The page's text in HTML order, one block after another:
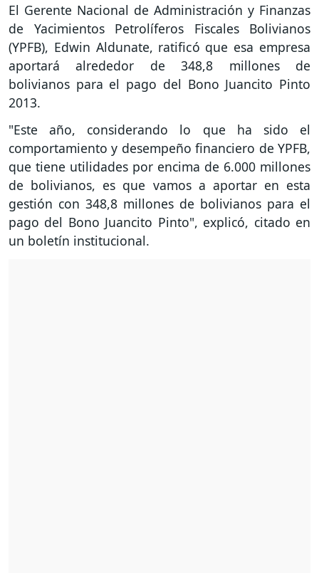
El Gerente Nacional de Administración y Finanzas
de Yacimientos Petrolíferos Fiscales Bolivianos
(YPFB), Edwin Aldunate, ratificó que esa empresa
aportará alrededor de 348,8 millones de
bolivianos para el pago del Bono Juancito Pinto
2013.
"Este año, considerando lo que ha sido el
comportamiento y desempeño financiero de YPFB,
que tiene utilidades por encima de 6.000 millones
de bolivianos, es que vamos a aportar en esta
gestión con 348,8 millones de bolivianos para el
pago del Bono Juancito Pinto", explicó, citado en
un boletín institucional.